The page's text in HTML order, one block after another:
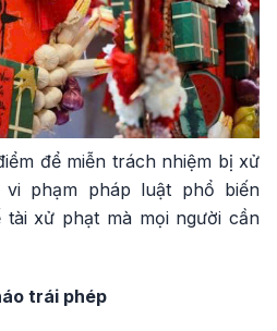
để miễn trách nhiệm bị xử
phạm pháp luật phổ biến
xử phạt mà mọi người cần
trái phép